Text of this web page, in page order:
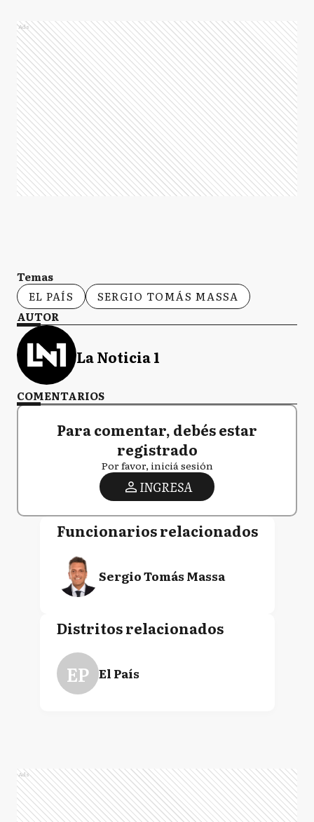
Ads
Temas
EL PAÍS
SERGIO TOMÁS MASSA
AUTOR
La Noticia 1
COMENTARIOS
Para comentar, debés estar
registrado
Por favor, iniciá sesión
INGRESA
Funcionarios relacionados
Sergio Tomás Massa
Distritos relacionados
EP El País
Ads